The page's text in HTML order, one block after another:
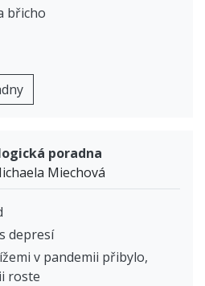
břicho
poradna
Miechová
depresí
v pandemii přibylo,
roste